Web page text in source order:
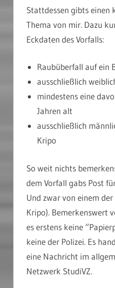
Stattdessen gibts einen
Thema von mir. Dazu
Eckdaten des Vorfalls:
Raubüberfall auf ein
ausschließlich
mindestens eine
Jahren alt
ausschließlich
Kripo
So weit nichts
dem Vorfall gabs Post
Und zwar von einem
Kripo). Bemerkenswert
es erstens keine
keine der Polizei. Es
eine Nachricht im
Netzwerk StudiVZ.